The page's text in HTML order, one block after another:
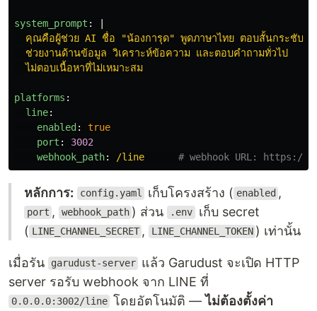
system_prompt :
|
คุณคือผู้ช่วย AI ชื่อ "น้องการุด" พูดภาษาไทย ตอบสั้นกระชับ
ช่วยงานด้านข้อมูล วิเคราะห์ข้อความ และตอบคำถามทั่วไป
ไม่ตอบเนื้อหาที่ไม่เหมาะสม
platforms :
line:
enabled:
true
port :
3002
webhook_path: /line # webhook URL: https://
หลักการ: config.yaml เก็บโครงสร้าง ( enabled ,
port , webhook_path ) ส่วน .env เก็บ secret
( LINE_CHANNEL_SECRET , LINE_CHANNEL_TOKEN ) เท่านั้น
เมื่อรัน garudust-server แล้ว Garudust จะเปิด HTTP
server รอรับ webhook จาก LINE ที่
0.0.0.0:3002/line โดยอัตโนมัติ —ไม่ต้องตั้งค่า